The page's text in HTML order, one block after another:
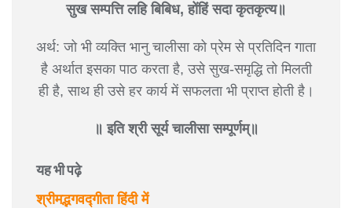
सुख सम्पत्ति लहि बिबिध, होंहिं सदा कृतकृत्य॥
अर्थ: जो भी व्यक्ति भानु चालीसा को प्रेम से प्रतिदिन गाता
है अर्थात इसका पाठ करता है, उसे सुख-समृद्धि तो मिलती
ही है, साथ ही उसे हर कार्य में सफलता भी प्राप्त होती है।
॥ इति श्री सूर्य चालीसा सम्पूर्णम्॥
यह भी पढ़े
श्रीमद्भगवद्गीता हिंदी में